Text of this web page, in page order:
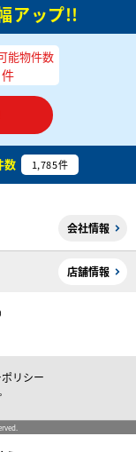
アップ!!
能物件数
件
数 1,785件
会社情報
店舗情報
リシー